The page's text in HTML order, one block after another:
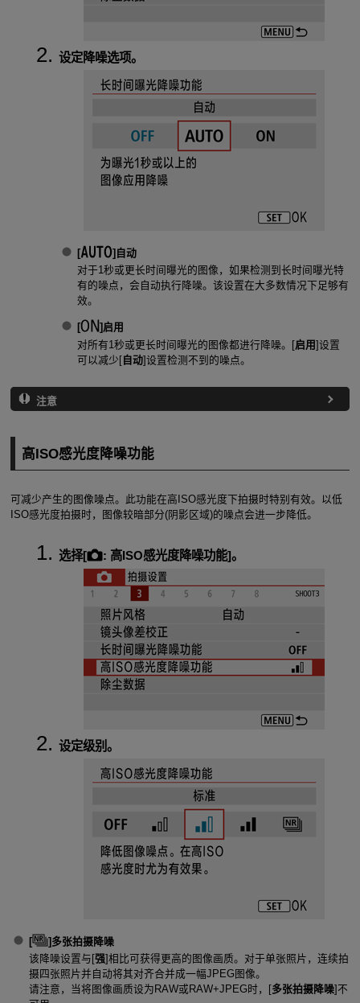
设定降噪选项。
[ ] 自动
对于1秒或更长时间曝光的图像，如果检测到长时间曝光特
有的噪点，会自动执行降噪。该设置在大多数情况下足够有
效。
[ ] 启用
对所有1秒或更长时间曝光的图像都进行降噪。[启用]设置
可以减少[自动]设置检测不到的噪点。
注意
高ISO感光度降噪功能
可减少产生的图像噪点。此功能在高ISO感光度下拍摄时特别有效。以低
ISO感光度拍摄时，图像较暗部分(阴影区域)的噪点会进一步降低。
选择[ : 高ISO感光度降噪功能]。
设定级别。
[ ] 多张拍摄降噪
该降噪设置与[强]相比可获得更高的图像画质。对于单张照片，连续拍
摄四张照片并自动将其对齐合并成一幅JPEG图像。
请注意，当将图像画质设为RAW或RAW+JPEG时，[多张拍摄降噪]不